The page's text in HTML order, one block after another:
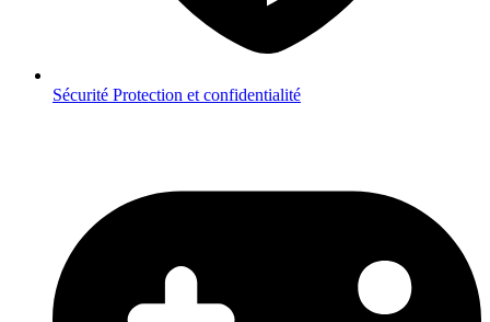
Sécurité Protection et confidentialité